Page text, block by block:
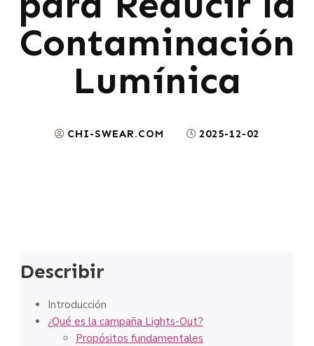
Contaminación
Lumínica
CHI-SWEAR.COM 2025-12-02
Describir
Introducción
¿Qué es la campaña Lights-Out?
Propósitos fundamentales